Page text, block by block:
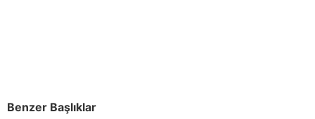
Benzer Başlıklar